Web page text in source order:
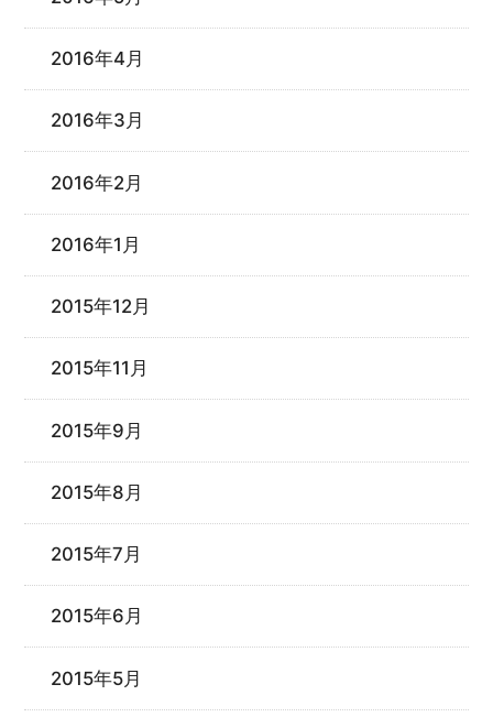
2016年4月
2016年3月
2016年2月
2016年1月
2015年12月
2015年11月
2015年9月
2015年8月
2015年7月
2015年6月
2015年5月